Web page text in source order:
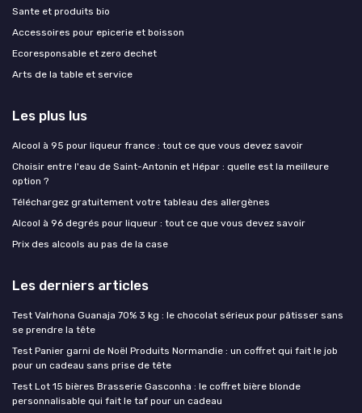
Sante et produits bio
Accessoires pour epicerie et boisson
Ecoresponsable et zero dechet
Arts de la table et service
Les plus lus
Alcool à 95 pour liqueur france : tout ce que vous devez savoir
Choisir entre l'eau de Saint-Antonin et Hépar : quelle est la meilleure
option ?
Téléchargez gratuitement votre tableau des allergènes
Alcool à 96 degrés pour liqueur : tout ce que vous devez savoir
Prix des alcools au pas de la case
Les derniers articles
Test Valrhona Guanaja 70% 3 kg : le chocolat sérieux pour pâtisser sans
se prendre la tête
Test Panier garni de Noël Produits Normandie : un coffret qui fait le job
pour un cadeau sans prise de tête
Test Lot 15 bières Brasserie Gasconha : le coffret bière blonde
personnalisable qui fait le taf pour un cadeau